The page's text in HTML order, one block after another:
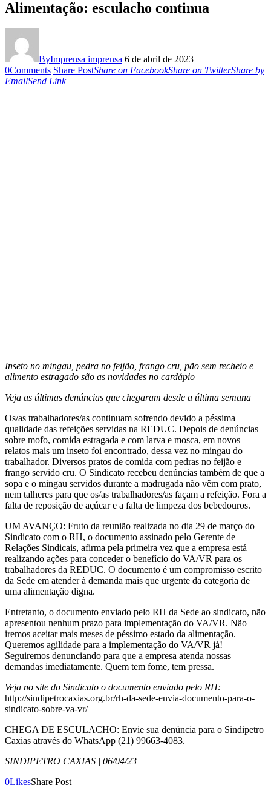
Alimentação: esculacho continua
ByImprensa imprensa 6 de abril de 2023
0Comments Share PostShare on FacebookShare on TwitterShare by
EmailSend Link
Inseto no mingau, pedra no feijão, frango cru, pão sem recheio e
alimento estragado são as novidades no cardápio
Veja as últimas denúncias que chegaram desde a última semana
Os/as trabalhadores/as continuam sofrendo devido a péssima
qualidade das refeições servidas na REDUC. Depois de denúncias
sobre mofo, comida estragada e com larva e mosca, em novos
relatos mais um inseto foi encontrado, dessa vez no mingau do
trabalhador. Diversos pratos de comida com pedras no feijão e
frango servido cru. O Sindicato recebeu denúncias também de que a
sopa e o mingau servidos durante a madrugada não vêm com prato,
nem talheres para que os/as trabalhadores/as façam a refeição. Fora a
falta de reposição de açúcar e a falta de limpeza dos bebedouros.
UM AVANÇO: Fruto da reunião realizada no dia 29 de março do
Sindicato com o RH, o documento assinado pelo Gerente de
Relações Sindicais, afirma pela primeira vez que a empresa está
realizando ações para conceder o benefício do VA/VR para os
trabalhadores da REDUC. O documento é um compromisso escrito
da Sede em atender à demanda mais que urgente da categoria de
uma alimentação digna.
Entretanto, o documento enviado pelo RH da Sede ao sindicato, não
apresentou nenhum prazo para implementação do VA/VR. Não
iremos aceitar mais meses de péssimo estado da alimentação.
Queremos agilidade para a implementação do VA/VR já!
Seguiremos denunciando para que a empresa atenda nossas
demandas imediatamente. Quem tem fome, tem pressa.
Veja no site do Sindicato o documento enviado pelo RH:
http://sindipetrocaxias.org.br/rh-da-sede-envia-documento-para-o-
sindicato-sobre-va-vr/
CHEGA DE ESCULACHO: Envie sua denúncia para o Sindipetro
Caxias através do WhatsApp (21) 99663-4083.
SINDIPETRO CAXIAS | 06/04/23
0LikesShare Post